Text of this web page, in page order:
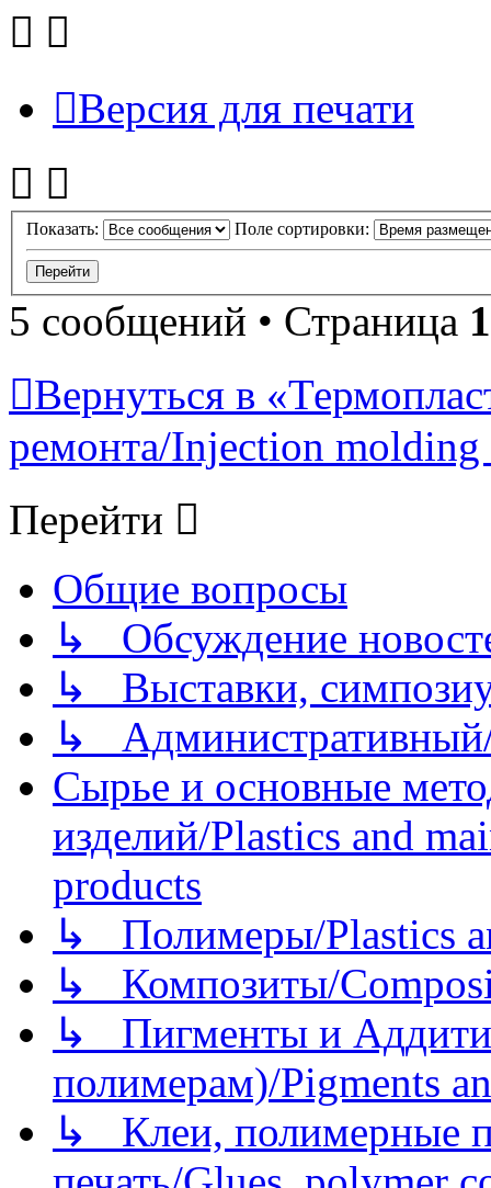
Версия для печати
Показать: Поле сортировки:
5 сообщений • Страница 1
Вернуться в
ремонта/Injection molding
Перейти
Общие вопросы
↳ Обсуждение
↳ Выставки,
↳
Сырье и основные
изделий/Plastics and
products
↳ Полимеры/Plastics
↳ Композиты/
↳ Пигменты и
полимерам)/Pigments
↳ Клеи, полимерные